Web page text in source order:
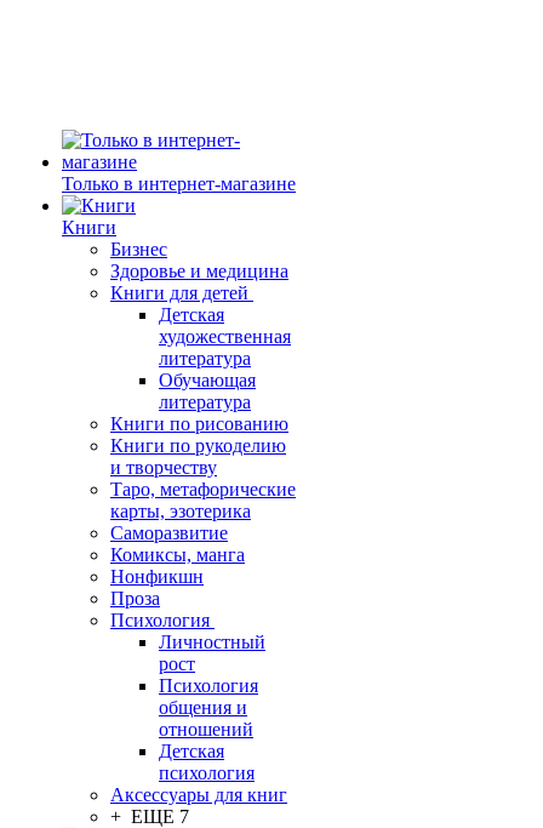
Только в интернет-магазине
Книги
Бизнес
Здоровье и медицина
Книги для детей
Детская
художественная
литература
Обучающая
литература
Книги по рисованию
Книги по рукоделию
и творчеству
Таро, метафорические
карты, эзотерика
Саморазвитие
Комиксы, манга
Нонфикшн
Проза
Психология
Личностный
рост
Психология
общения и
отношений
Детская
психология
Аксессуары для книг
+ ЕЩЕ 7